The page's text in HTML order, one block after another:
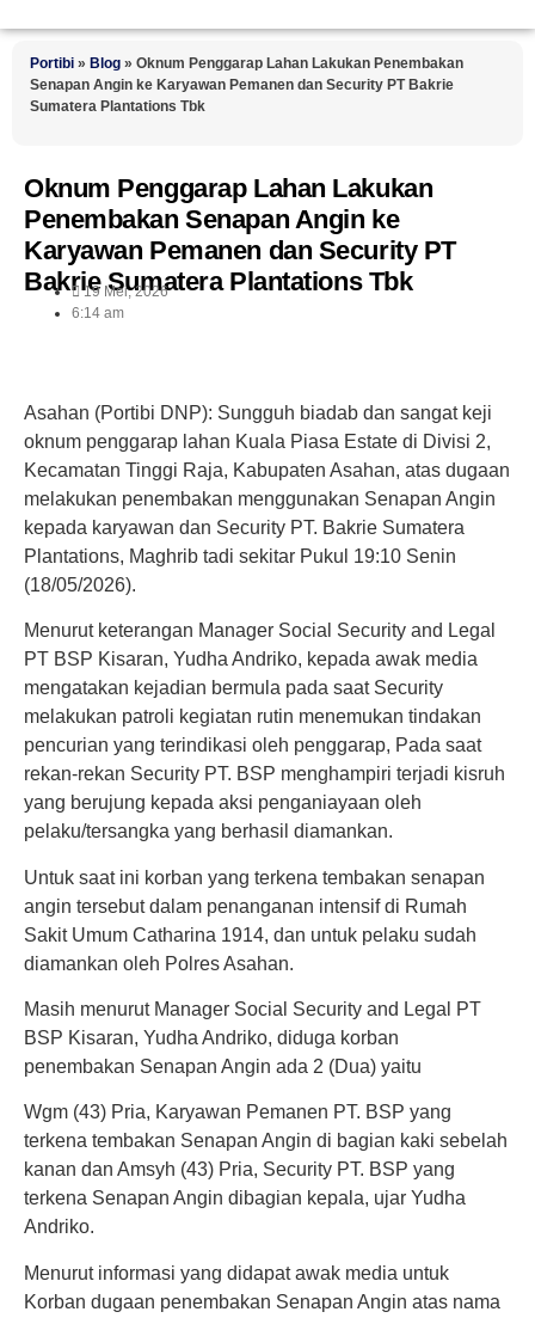
Portibi » Blog » Oknum Penggarap Lahan Lakukan Penembakan
Senapan Angin ke Karyawan Pemanen dan Security PT Bakrie
Sumatera Plantations Tbk
Oknum Penggarap Lahan Lakukan
Penembakan Senapan Angin ke
Karyawan Pemanen dan Security PT
Bakrie Sumatera Plantations Tbk
19 Mei, 2026
6:14 am
Asahan (Portibi DNP): Sungguh biadab dan sangat keji
oknum penggarap lahan Kuala Piasa Estate di Divisi 2,
Kecamatan Tinggi Raja, Kabupaten Asahan, atas dugaan
melakukan penembakan menggunakan Senapan Angin
kepada karyawan dan Security PT. Bakrie Sumatera
Plantations, Maghrib tadi sekitar Pukul 19:10 Senin
(18/05/2026).
Menurut keterangan Manager Social Security and Legal
PT BSP Kisaran, Yudha Andriko, kepada awak media
mengatakan kejadian bermula pada saat Security
melakukan patroli kegiatan rutin menemukan tindakan
pencurian yang terindikasi oleh penggarap, Pada saat
rekan-rekan Security PT. BSP menghampiri terjadi kisruh
yang berujung kepada aksi penganiayaan oleh
pelaku/tersangka yang berhasil diamankan.
Untuk saat ini korban yang terkena tembakan senapan
angin tersebut dalam penanganan intensif di Rumah
Sakit Umum Catharina 1914, dan untuk pelaku sudah
diamankan oleh Polres Asahan.
Masih menurut Manager Social Security and Legal PT
BSP Kisaran, Yudha Andriko, diduga korban
penembakan Senapan Angin ada 2 (Dua) yaitu
Wgm (43) Pria, Karyawan Pemanen PT. BSP yang
terkena tembakan Senapan Angin di bagian kaki sebelah
kanan dan Amsyh (43) Pria, Security PT. BSP yang
terkena Senapan Angin dibagian kepala, ujar Yudha
Andriko.
Menurut informasi yang didapat awak media untuk
Korban dugaan penembakan Senapan Angin atas nama